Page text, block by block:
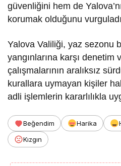
güvenliğini hem de
korumak olduğunu
Yalova Valiliği, yaz sezonu
yangınlarına karşı denetim
çalışmalarının aralıksız
kurallara uymayan kişiler
adli işlemlerin kararlılıkla
Beğendim Harika
Kızgın